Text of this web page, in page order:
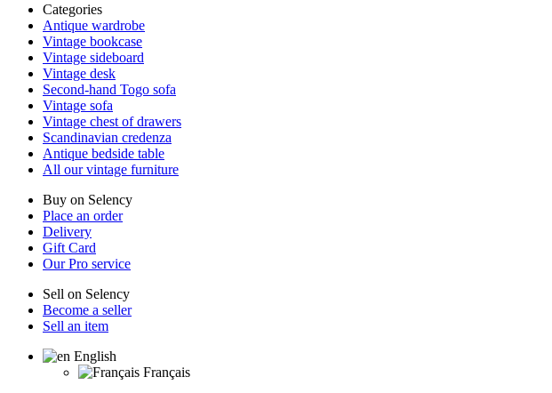
Categories
Antique wardrobe
Vintage bookcase
Vintage sideboard
Vintage desk
Second-hand Togo sofa
Vintage sofa
Vintage chest of drawers
Scandinavian credenza
Antique bedside table
All our vintage furniture
Buy on Selency
Place an order
Delivery
Gift Card
Our Pro service
Sell on Selency
Become a seller
Sell an item
English
Français